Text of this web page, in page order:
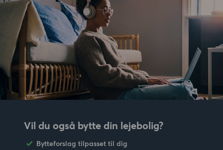
Vil du også bytte din lejebolig?
Bytteforslag tilpasset til dig